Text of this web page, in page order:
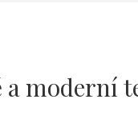
moderní